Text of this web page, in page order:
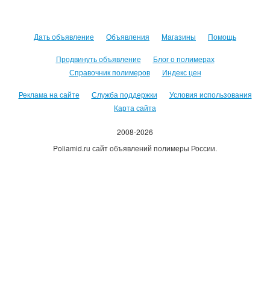
Дать объявление Объявления Магазины Помощь
Продвинуть объявление
Блог о полимерах
Справочник полимеров
Индекс цен
Реклама на сайте Служба поддержки
Условия использования
Карта сайта
2008-2026
Poliamid.ru сайт объявлений полимеры России.